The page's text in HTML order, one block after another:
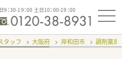
9：30-19：00 土日10：00-19：00
タッフ 大阪府 岸和田市 調剤薬局